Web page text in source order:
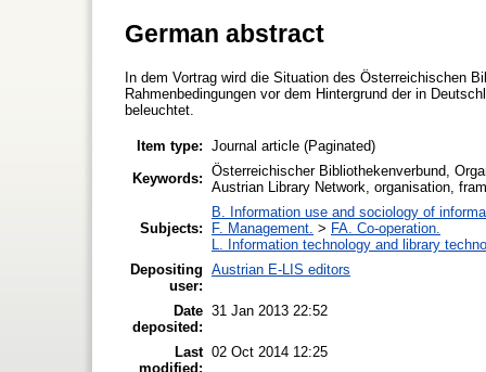
German abstract
In dem Vortrag wird die Situation des Österreichischen
Rahmenbedingungen vor dem Hintergrund der in
beleuchtet.
Item type: Journal article (Paginated)
Keywords: Österreichischer Bibliothekenverbund,
Austrian Library Network, organisation,
Subjects:
B. Information use and sociology of
F. Management. > FA. Co-operation.
L. Information technology and library
Depositing
user:
Austrian E-LIS editors
Date
deposited:
31 Jan 2013 22:52
Last
modified:
02 Oct 2014 12:25